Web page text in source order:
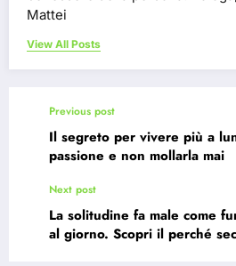
Mattei
View All Posts
Previous post
Il segreto per vivere più a
passione e non mollarla mai
Next post
La solitudine fa male come
al giorno. Scopri il perché